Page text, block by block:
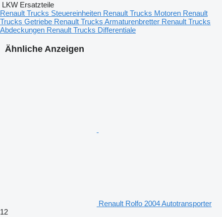
Ähnliche Anzeigen
Renault Rolfo 2004 Autotransporter
12
LKW Ersatzteile
Renault Trucks Steuereinheiten Renault Trucks Motoren Renault
Trucks Getriebe Renault Trucks Armaturenbretter Renault Trucks
Abdeckungen Renault Trucks Differentiale